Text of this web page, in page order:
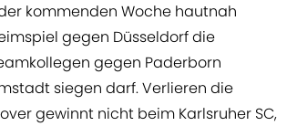
kommenden Woche hautnah
gegen Düsseldorf die
gegen Paderborn
siegen darf. Verlieren die
gewinnt nicht beim Karlsruher SC,